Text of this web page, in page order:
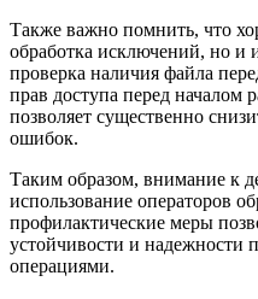
Также важно помнить, что
обработка исключений, но и
проверка наличия файла
прав доступа перед началом
позволяет существенно
ошибок.
Таким образом, внимание к
использование операторов
профилактические меры
устойчивости и надежности
операциями.